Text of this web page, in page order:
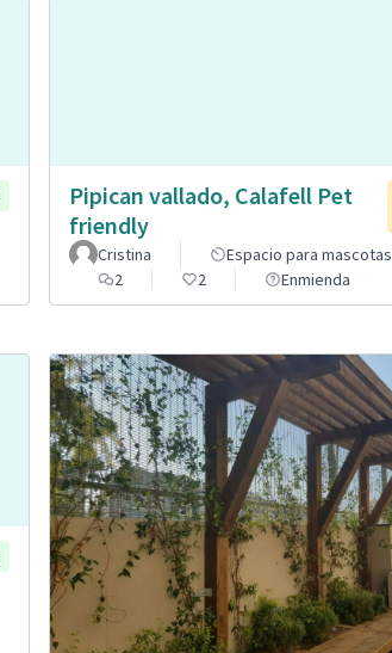
Pipican vallado, Calafell Pet
friendly
Cristina
Espacio para mascotas
2
2 Enmienda